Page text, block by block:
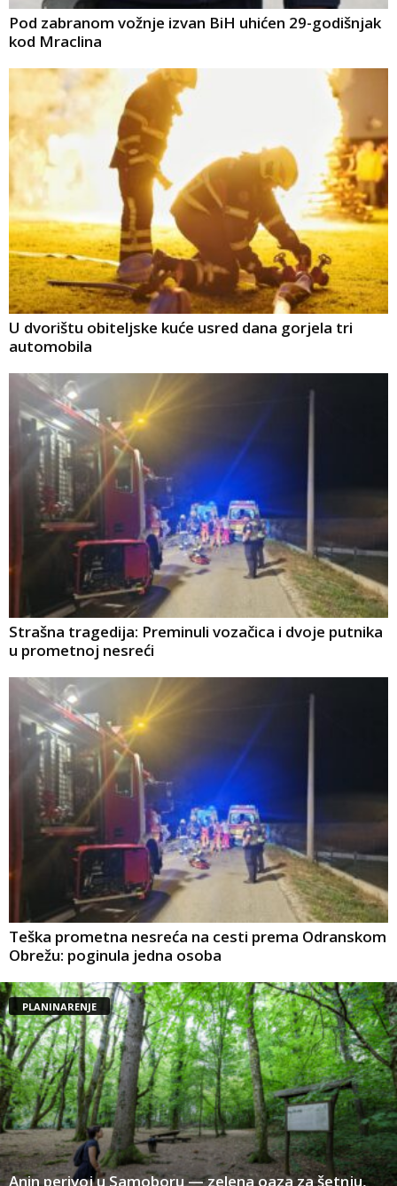
Pod zabranom vožnje izvan BiH uhićen 29-godišnjak
kod Mraclina
U dvorištu obiteljske kuće usred dana gorjela tri
automobila
Strašna tragedija: Preminuli vozačica i dvoje putnika
u prometnoj nesreći
Teška prometna nesreća na cesti prema Odranskom
Obrežu: poginula jedna osoba
PLANINARENJE
Anin perivoj u Samoboru — zelena oaza za šetnju,